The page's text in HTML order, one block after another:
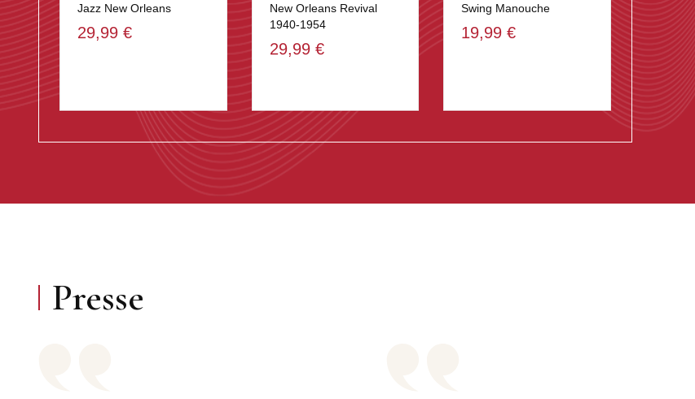
Jazz New Orleans
29,99 €
New Orleans Revival
1940-1954
29,99 €
Swing Manouche
19,99 €
Presse